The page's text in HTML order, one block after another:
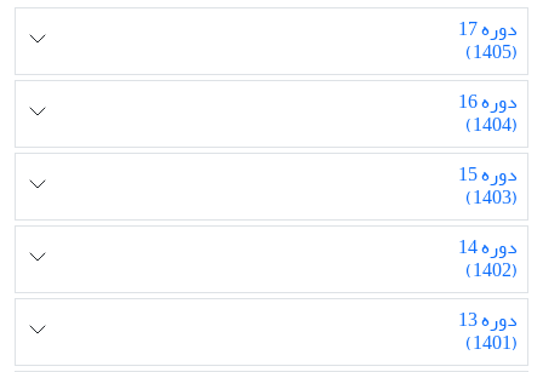
دوره 17
(1405)
دوره 16
(1404)
دوره 15
(1403)
دوره 14
(1402)
دوره 13
(1401)